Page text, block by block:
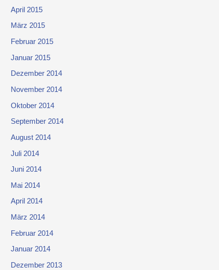
April 2015
März 2015
Februar 2015
Januar 2015
Dezember 2014
November 2014
Oktober 2014
September 2014
August 2014
Juli 2014
Juni 2014
Mai 2014
April 2014
März 2014
Februar 2014
Januar 2014
Dezember 2013